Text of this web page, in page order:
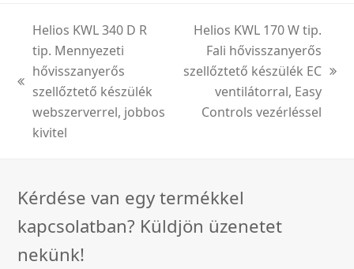
previous
post:
Helios KWL 340 D R
tip. Mennyezeti
hővisszanyerős
szellőztető készülék
webszerverrel, jobbos
kivitel
next
Helios KWL 170 W tip.
Fali hővisszanyerős
szellőztető készülék EC
ventilátorral, Easy
Controls vezérléssel
Kérdése van egy termékkel
kapcsolatban? Küldjön üzenetet
nekünk!